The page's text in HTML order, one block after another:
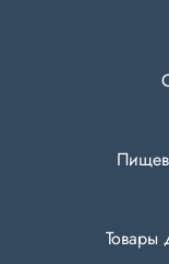
Товары